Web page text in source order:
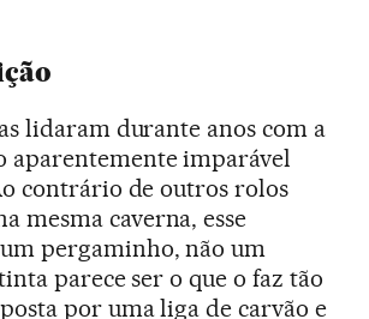
lidaram durante anos com a
aparentemente imparável
contrário de outros rolos
mesma caverna, esse
pergaminho, não um
parece ser o que o faz tão
por uma liga de carvão e